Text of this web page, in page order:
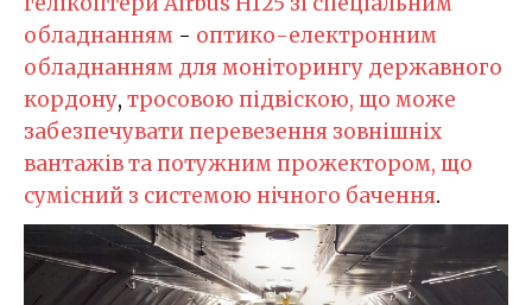
обладнанням - оптико-електронним
обладнанням для моніторингу державного
кордону, тросовою підвіскою, що може
забезпечувати перевезення зовнішніх
вантажів та потужним прожектором, що
сумісний з системою нічного бачення.